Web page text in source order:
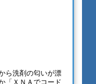
ら洗剤の匂いが漂
「ＸＮＡでコード